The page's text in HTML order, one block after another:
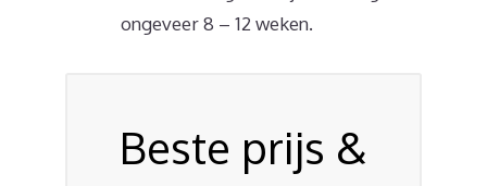
ongeveer 8 – 12 weken.
Beste prijs &